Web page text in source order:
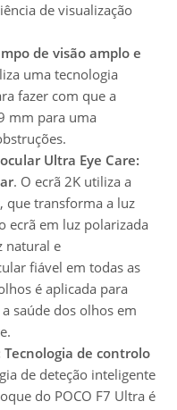
de visualização
de visão amplo e
uma tecnologia
fazer com que a
mm para uma
Ultra Eye Care:
. O ecrã 2K utiliza a
que transforma a luz
ecrã em luz polarizada
natural e
fiável em todas as
é aplicada para
saúde dos olhos em
de controlo
de deteção inteligente
do POCO F7 Ultra é